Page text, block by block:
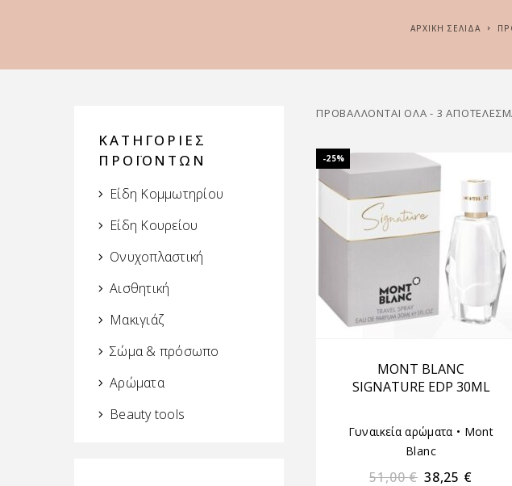
ΑΡΧΙΚΉ ΣΕΛΊΔΑ
ΚΑΤΗΓΟΡΙΕΣ
ΠΡΟΪΟΝΤΩΝ
Είδη Κομμωτηρίου
Είδη Κουρείου
Ονυχοπλαστική
Αισθητική
Μακιγιάζ
Σώμα & πρόσωπο
Αρώματα
Beauty tools
ΠΡΟΒΆΛΛΟΝΤΑΙ ΌΛΑ - 3
-25%
MONT BLANC
SIGNATURE EDP 30ML
Γυναικεία αρώματα • Mont
Blanc
51,00€ 38,25 €